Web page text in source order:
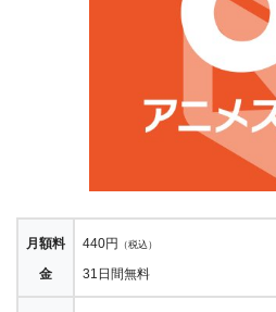
月額料
金
440円 （税込）
31日間無料